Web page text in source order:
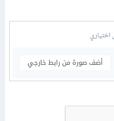
اختياري
أضف صورة من رابط خارجي